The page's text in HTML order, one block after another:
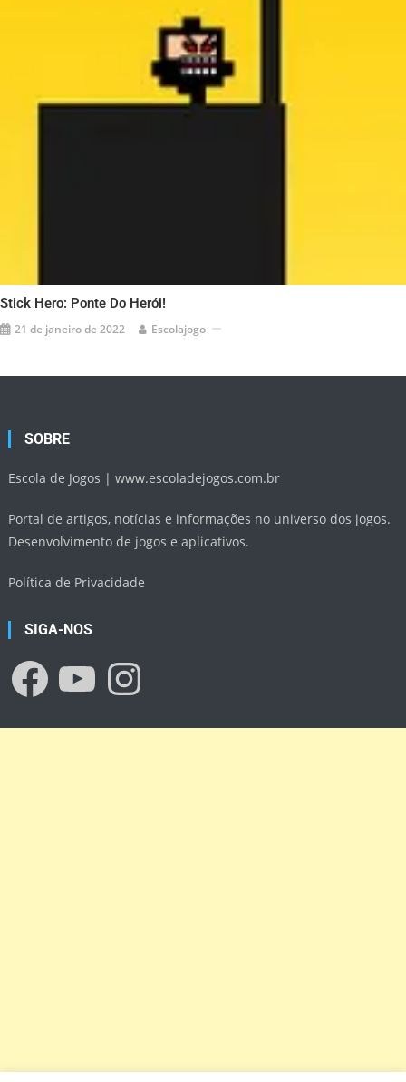
Stick Hero: Ponte Do Herói!
21 de janeiro de 2022 Escolajogo
SOBRE
Escola de Jogos |www.escoladejogos.com.br
Portal de artigos, notícias e informações no universo dos jogos.
Desenvolvimento de jogos e aplicativos.
Política de Privacidade
SIGA-NOS